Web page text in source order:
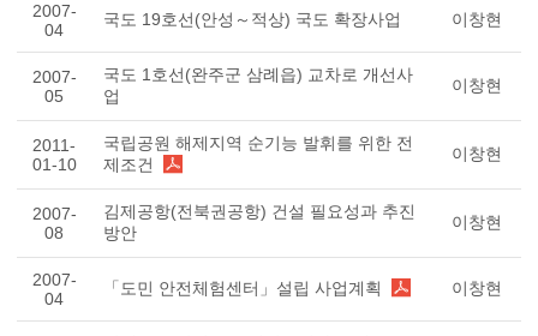
2007-
04
국도 19호선(안성～적상) 국도 확장사업 이창현
2007-
05
국도 1호선(완주군 삼례읍) 교차로 개선사
업
이창현
2011-
01-10
국립공원 해제지역 순기능 발휘를 위한 전
제조건
이창현
2007-
08
김제공항(전북권공항) 건설 필요성과 추진
방안
이창현
2007-
04
「도민 안전체험센터」설립 사업계획 이창현